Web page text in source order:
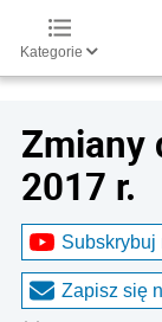
Kategorie
Zmiany
2017 r.
Subskrybuj
Zapisz się